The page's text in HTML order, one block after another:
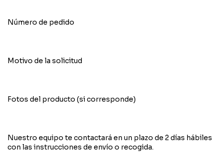
Número de pedido
Motivo de la solicitud
Fotos del producto (si corresponde)
Nuestro equipo te contactará en un plazo de 2 días hábiles
con las instrucciones de envío o recogida.